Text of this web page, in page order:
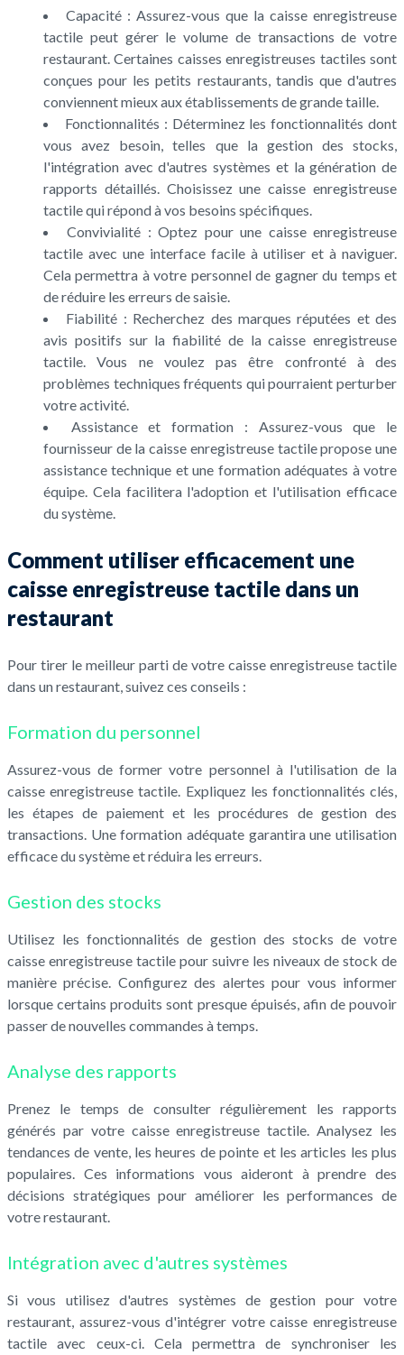
Capacité : Assurez-vous que la caisse enregistreuse
tactile peut gérer le volume de transactions de votre
restaurant. Certaines caisses enregistreuses tactiles sont
conçues pour les petits restaurants, tandis que d'autres
conviennent mieux aux établissements de grande taille.
Fonctionnalités : Déterminez les fonctionnalités dont
vous avez besoin, telles que la gestion des stocks,
l'intégration avec d'autres systèmes et la génération de
rapports détaillés. Choisissez une caisse enregistreuse
tactile qui répond à vos besoins spécifiques.
Convivialité : Optez pour une caisse enregistreuse
tactile avec une interface facile à utiliser et à naviguer.
Cela permettra à votre personnel de gagner du temps et
de réduire les erreurs de saisie.
Fiabilité : Recherchez des marques réputées et des
avis positifs sur la fiabilité de la caisse enregistreuse
tactile. Vous ne voulez pas être confronté à des
problèmes techniques fréquents qui pourraient perturber
votre activité.
Assistance et formation : Assurez-vous que le
fournisseur de la caisse enregistreuse tactile propose une
assistance technique et une formation adéquates à votre
équipe. Cela facilitera l'adoption et l'utilisation efficace
du système.
Comment utiliser efficacement une
caisse enregistreuse tactile dans un
restaurant
Pour tirer le meilleur parti de votre caisse enregistreuse tactile
dans un restaurant, suivez ces conseils :
Formation du personnel
Assurez-vous de former votre personnel à l'utilisation de la
caisse enregistreuse tactile. Expliquez les fonctionnalités clés,
les étapes de paiement et les procédures de gestion des
transactions. Une formation adéquate garantira une utilisation
efficace du système et réduira les erreurs.
Gestion des stocks
Utilisez les fonctionnalités de gestion des stocks de votre
caisse enregistreuse tactile pour suivre les niveaux de stock de
manière précise. Configurez des alertes pour vous informer
lorsque certains produits sont presque épuisés, afin de pouvoir
passer de nouvelles commandes à temps.
Analyse des rapports
Prenez le temps de consulter régulièrement les rapports
générés par votre caisse enregistreuse tactile. Analysez les
tendances de vente, les heures de pointe et les articles les plus
populaires. Ces informations vous aideront à prendre des
décisions stratégiques pour améliorer les performances de
votre restaurant.
Intégration avec d'autres systèmes
Si vous utilisez d'autres systèmes de gestion pour votre
restaurant, assurez-vous d'intégrer votre caisse enregistreuse
tactile avec ceux-ci. Cela permettra de synchroniser les